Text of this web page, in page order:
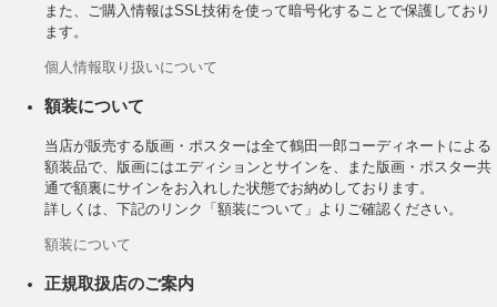
また、ご購入情報はSSL技術を使って暗号化することで保護しており
ます。
個人情報取り扱いについて
額装について
当店が販売する版画・ポスターは全て鶴田一郎コーディネートによる
額装品で、版画にはエディションとサインを、また版画・ポスター共
通で額裏にサインをお入れした状態でお納めしております。
詳しくは、下記のリンク「額装について」よりご確認ください。
額装について
正規取扱店のご案内